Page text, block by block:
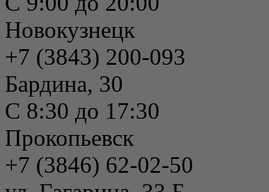
Новокузнецк
+7 (3843) 200-093
Бардина, 30
С 8:30 до 17:30
Прокопьевск
+7 (3846) 62-02-50